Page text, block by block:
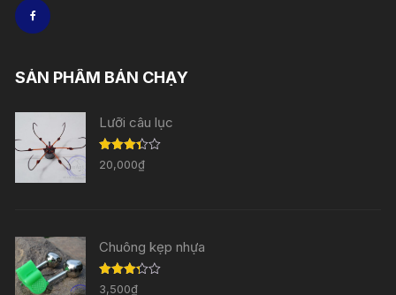
SẢN PHẨM BÁN CHẠY
Lưỡi câu lục
Được
xếp
20,000₫
Chuông kẹp nhựa
Được
3,500₫